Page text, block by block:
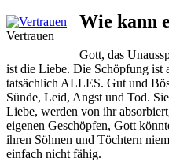
Vertrauen
Wie kann
Gott, das
ist die Liebe. Die Schöpfung ist
tatsächlich ALLES. Gut und
Sünde, Leid, Angst und Tod.
Liebe, werden von ihr
eigenen Geschöpfen, Gott
ihren Söhnen und Töchtern
einfach nicht fähig.